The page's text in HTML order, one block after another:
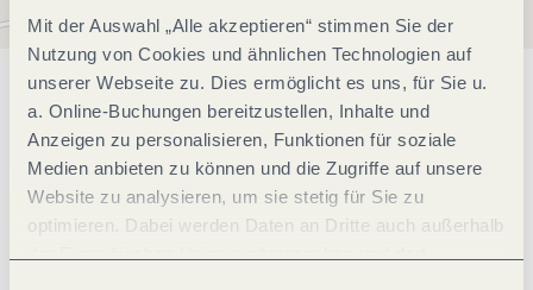
Mit der Auswahl „Alle akzeptieren“ stimmen Sie der
Nutzung von Cookies und ähnlichen Technologien auf
unserer Webseite zu. Dies ermöglicht es uns, für Sie u.
a. Online-Buchungen bereitzustellen, Inhalte und
Anzeigen zu personalisieren, Funktionen für soziale
Medien anbieten zu können und die Zugriffe auf unsere
Website zu analysieren, um sie stetig für Sie zu
optimieren. Dabei werden Daten an Dritte auch außerhalb
Allgemeine Informationen
Öffnungszeiten